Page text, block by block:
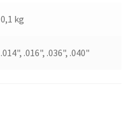
0,1 kg
.014", .016", .036", .040"